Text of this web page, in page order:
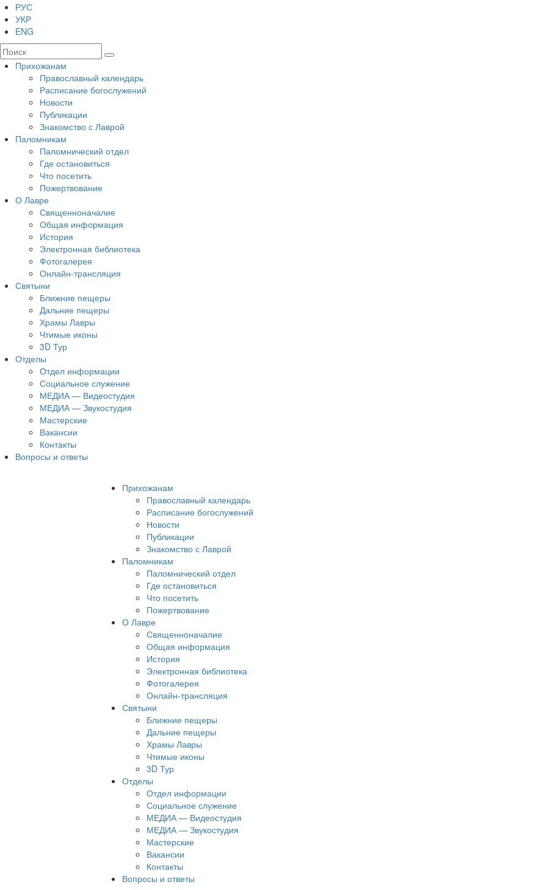
РУС
УКР
ENG
Прихожанам
Православный календарь
Расписание богослужений
Новости
Публикации
Знакомство с Лаврой
Паломникам
Паломнический отдел
Где остановиться
Что посетить
Пожертвование
О Лавре
Священноначалие
Общая информация
История
Электронная библиотека
Фотогалерея
Онлайн-трансляция
Святыни
Ближние пещеры
Дальние пещеры
Храмы Лавры
Чтимые иконы
3D Тур
Отделы
Отдел информации
Социальное служение
МЕДИА — Видеостудия
МЕДИА — Звукостудия
Мастерские
Вакансии
Контакты
Вопросы и ответы
Прихожанам
Православный календарь
Расписание богослужений
Новости
Публикации
Знакомство с Лаврой
Паломникам
Паломнический отдел
Где остановиться
Что посетить
Пожертвование
О Лавре
Священноначалие
Общая информация
История
Электронная библиотека
Фотогалерея
Онлайн-трансляция
Святыни
Ближние пещеры
Дальние пещеры
Храмы Лавры
Чтимые иконы
3D Тур
Отделы
Отдел информации
Социальное служение
МЕДИА — Видеостудия
МЕДИА — Звукостудия
Мастерские
Вакансии
Контакты
Вопросы и ответы